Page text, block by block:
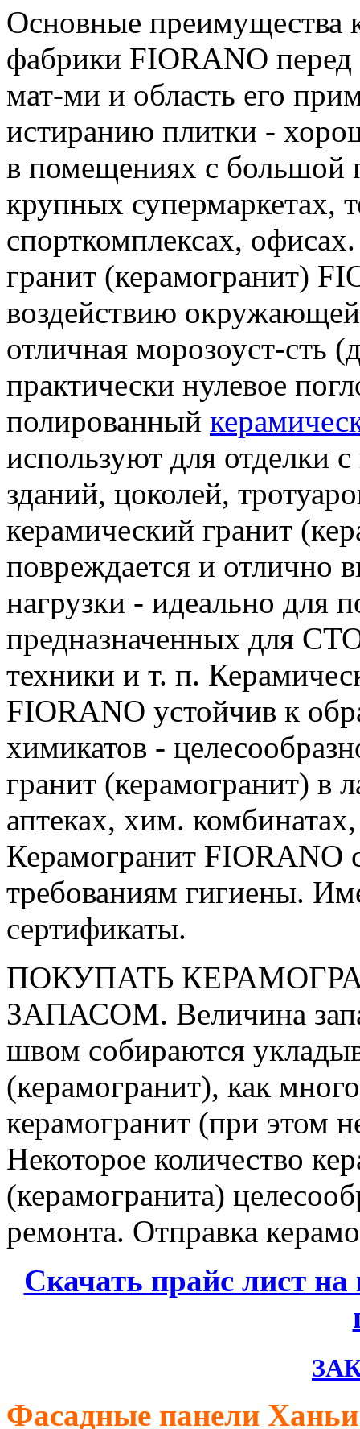
Основные преимущества
фабрики FIORANO
мат-ми и область его
истиранию плитки -
в помещениях с большой
крупных супермаркетах,
спорткомплексах,
гранит (керамогранит)
воздействию окружающей
отличная морозоуст-сть
практически нулевое
полированный
используют для отделки
зданий, цоколей,
керамический гранит
повреждается и отлично
нагрузки - идеально для
предназначенных для
техники и т. п.
FIORANO устойчив к
химикатов -
гранит (керамогранит) в
аптеках, хим.
Керамогранит FIORANO
требованиям гигиены.
сертификаты.
ПОКУПАТЬ
ЗАПАСОМ. Величина
швом собираются
(керамогранит), как
керамогранит (при этом
Некоторое количество
(керамогранита)
ремонта. Отправка
Скачать прайс лист
Фасадные панели